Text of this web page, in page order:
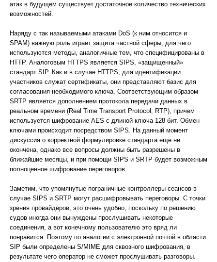
атак в будущем существует достаточное количество технических
возможностей.
Наряду с так называемыми атаками DoS (к ним относится и
SPAM) важную роль играет защита частной сферы, для чего
используются методы, аналогичные тем, что специфицированы в
HTTP. Аналоговым HTTPS является SIPS, «защищенный»
стандарт SIP. Как и в случае HTTPS, для идентификации
участников служат сертификаты, они представляют базис для
согласования необходимого ключа. Соответствующим образом
SRTP является дополнением протокола передачи данных в
реальном времени (Real Time Transport Protocol, RTP), причем
используется шифрование AES с длиной ключа 128 бит. Обмен
ключами происходит посредством SIPS. На данный момент
дискуссия о корректной формулировке стандарта еще не
окончена, однако все вопросы должны быть разрешены в
ближайшие месяцы, и при помощи SIPS и SRTP будет возможным
полноценное шифрование переговоров.
Заметим, что упомянутые пограничные контроллеры сеансов в
случае SIPS и SRTP могут расшифровывать переговоры. С точки
зрения провайдеров, это очень удобно, поскольку по решению
судов иногда они вынуждены прослушивать некоторые
соединения, а вот конечному пользователю это вряд ли
понравится. Поэтому по аналогии с электронной почтой в области
SIP были определены S/MIME для сквозного шифрования, в
результате чего оператор не сможет прослушивать разговоры.